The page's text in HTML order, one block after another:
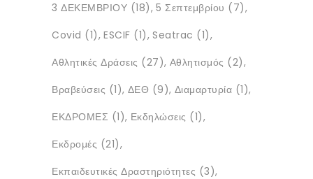
3 ΔΕΚΕΜΒΡΙΟΥ (18) 5 Σεπτεμβρίου (7)
Covid (1) ESCIF (1) Seatrac (1)
Αθλητικές Δράσεις (27) Αθλητισμός (2)
Βραβεύσεις (1) ΔΕΘ (9) Διαμαρτυρία (1)
ΕΚΔΡΟΜΕΣ (1) Εκδηλώσεις (1)
Εκδρομές (21)
Εκπαιδευτικές Δραστηριότητες (3)